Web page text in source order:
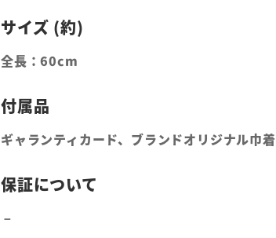
全長：60cm
ギャランティカード、ブランドオリジナル巾着